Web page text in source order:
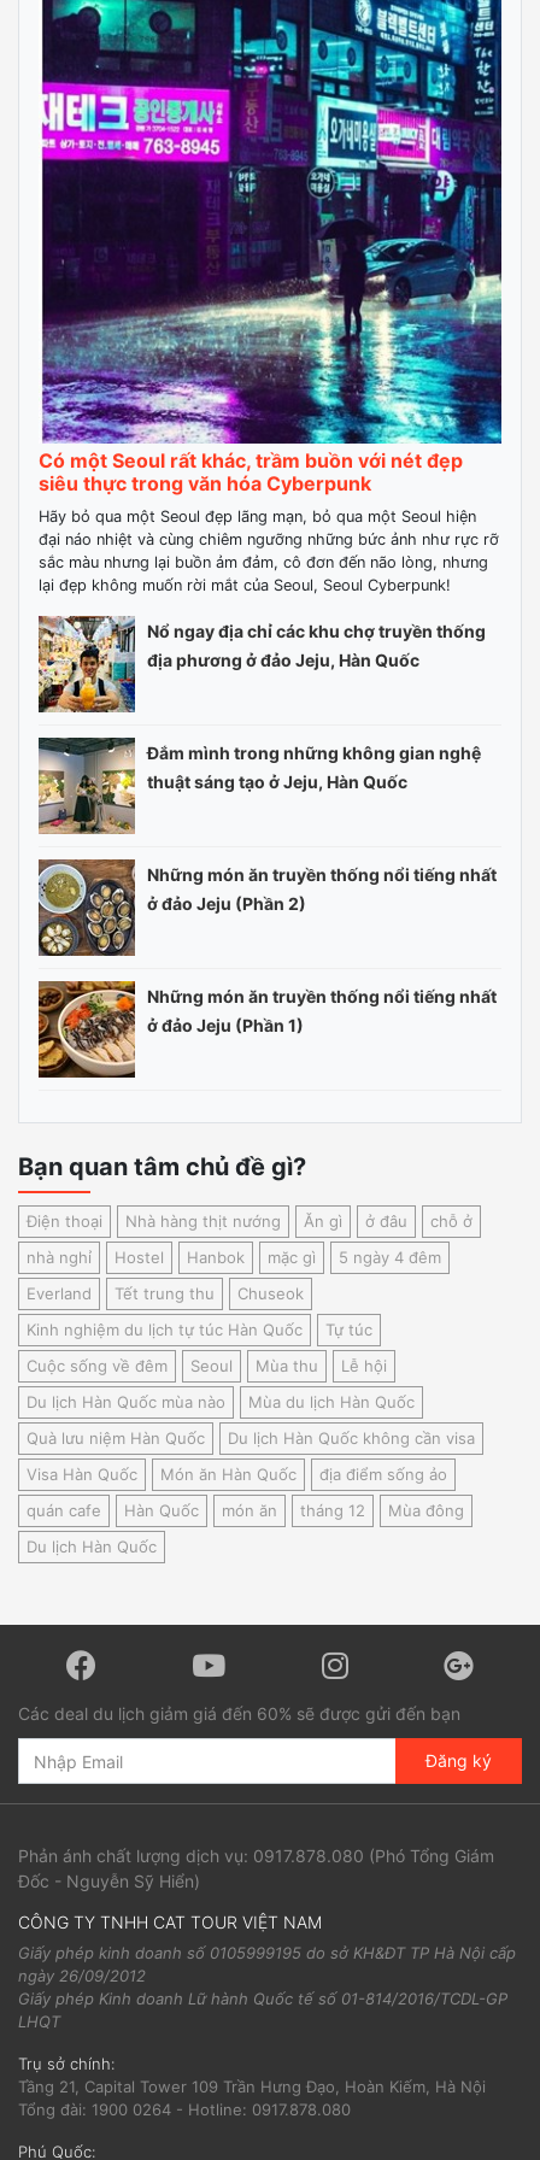
Có một Seoul rất khác, trầm buồn với nét đẹp
siêu thực trong văn hóa Cyberpunk
Hãy bỏ qua một Seoul đẹp lãng mạn, bỏ qua một Seoul hiện
đại náo nhiệt và cùng chiêm ngưỡng những bức ảnh như rực rỡ
sắc màu nhưng lại buồn ảm đảm, cô đơn đến não lòng, nhưng
lại đẹp không muốn rời mắt của Seoul, Seoul Cyberpunk!
Nổ ngay địa chỉ các khu chợ truyền thống
địa phương ở đảo Jeju, Hàn Quốc
Đắm mình trong những không gian nghệ
thuật sáng tạo ở Jeju, Hàn Quốc
Những món ăn truyền thống nổi tiếng nhất
ở đảo Jeju (Phần 2)
Những món ăn truyền thống nổi tiếng nhất
ở đảo Jeju (Phần 1)
Bạn quan tâm chủ đề gì?
Điện thoại Nhà hàng thịt nướng Ăn gì ở đâu
chỗ ở
nhà nghỉ
Hostel Hanbok mặc gì
5 ngày 4 đêm
Everland
Tết trung thu
Chuseok
Kinh nghiệm du lịch tự túc Hàn Quốc
Tự túc
Cuộc sống về đêm
Seoul Mùa thu
Lễ hội
Du lịch Hàn Quốc mùa nào
Mùa du lịch Hàn Quốc
Quà lưu niệm Hàn Quốc
Du lịch Hàn Quốc không cần visa
Visa Hàn Quốc
Món ăn Hàn Quốc
địa điểm sống ảo
quán cafe
Hàn Quốc món ăn tháng 12
Mùa đông
Du lịch Hàn Quốc
Các deal du lịch giảm giá đến 60% sẽ được gửi đến bạn
Đăng ký
Phản ánh chất lượng dịch vụ: 0917.878.080 (Phó Tổng Giám
Đốc - Nguyễn Sỹ Hiển)
CÔNG TY TNHH CAT TOUR VIỆT NAM
Giấy phép kinh doanh số 0105999195 do sở KH&ĐT TP Hà Nội cấp
ngày 26/09/2012
Giấy phép Kinh doanh Lữ hành Quốc tế số 01-814/2016/TCDL-GP
LHQT
Trụ sở chính:
Tầng 21, Capital Tower 109 Trần Hưng Đạo, Hoàn Kiếm, Hà Nội
Tổng đài: 1900 0264 - Hotline: 0917.878.080
Phú Quốc: